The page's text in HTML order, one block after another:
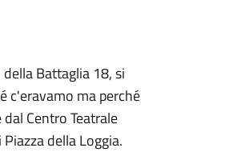
Battaglia 18, si
c'eravamo ma perché
Centro Teatrale
della Loggia.